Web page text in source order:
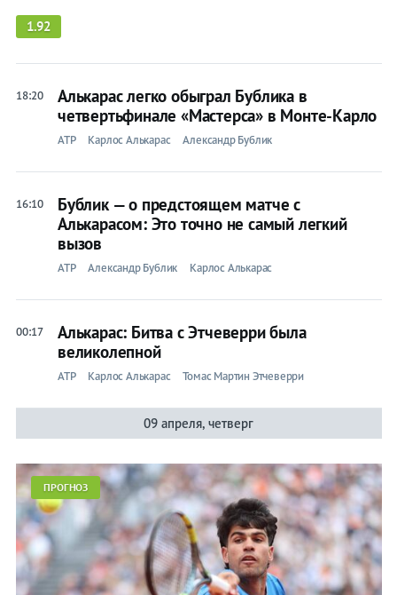
1.92
18:20
Алькарас легко обыграл Бублика в
четвертьфинале «Мастерса» в Монте-Карло
ATP Карлос Алькарас Александр Бублик
16:10
Бублик — о предстоящем матче с
Алькарасом: Это точно не самый легкий
вызов
ATP Александр Бублик Карлос Алькарас
00:17
Алькарас: Битва с Этчеверри была
великолепной
ATP Карлос Алькарас Томас Мартин Этчеверри
09 апреля, четверг
ПРОГНОЗ